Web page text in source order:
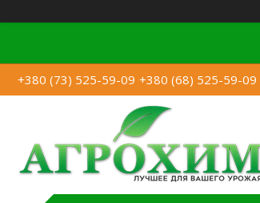
+380 (73) 525-59-09 +380 (68) 525-59-09